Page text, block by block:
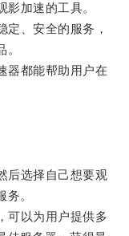
加速的工具。
、安全的服务，
都能帮助用户在
选择自己想要观
。
以为用户提供多